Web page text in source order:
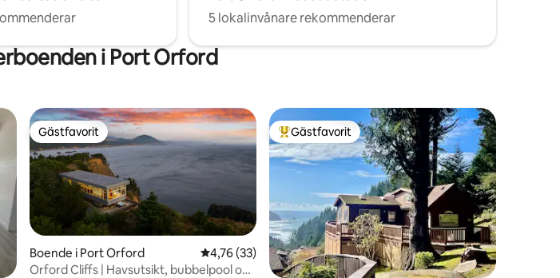
5 lokalinvånare rekommenderar
i Port Orford
Gästfavorit
Gästfavorit
Boende i Port Orford 4,76 av 5 i genomsnittligt betyg, 33 omdömen
4,76 (33)
Orford Cliffs | Havsutsikt, bubbelpool och
Populär gästfavorit
Gästfavorit